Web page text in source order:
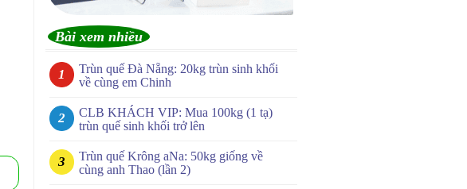
Bài xem nhiều
Trùn quế Đà Nẵng: 20kg trùn sinh khối
về cùng em Chinh
CLB KHÁCH VIP: Mua 100kg (1 tạ)
trùn quế sinh khối trở lên
Trùn quế Krông aNa: 50kg giống về
cùng anh Thao (lần 2)